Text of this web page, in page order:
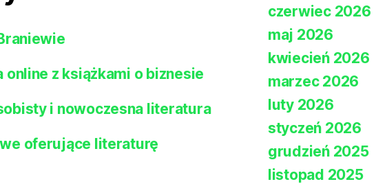
z książkami o biznesie
i nowoczesna literatura
oferujące literaturę
czerwiec 2026
maj 2026
kwiecień 2026
marzec 2026
luty 2026
styczeń 2026
grudzień 2025
listopad 2025